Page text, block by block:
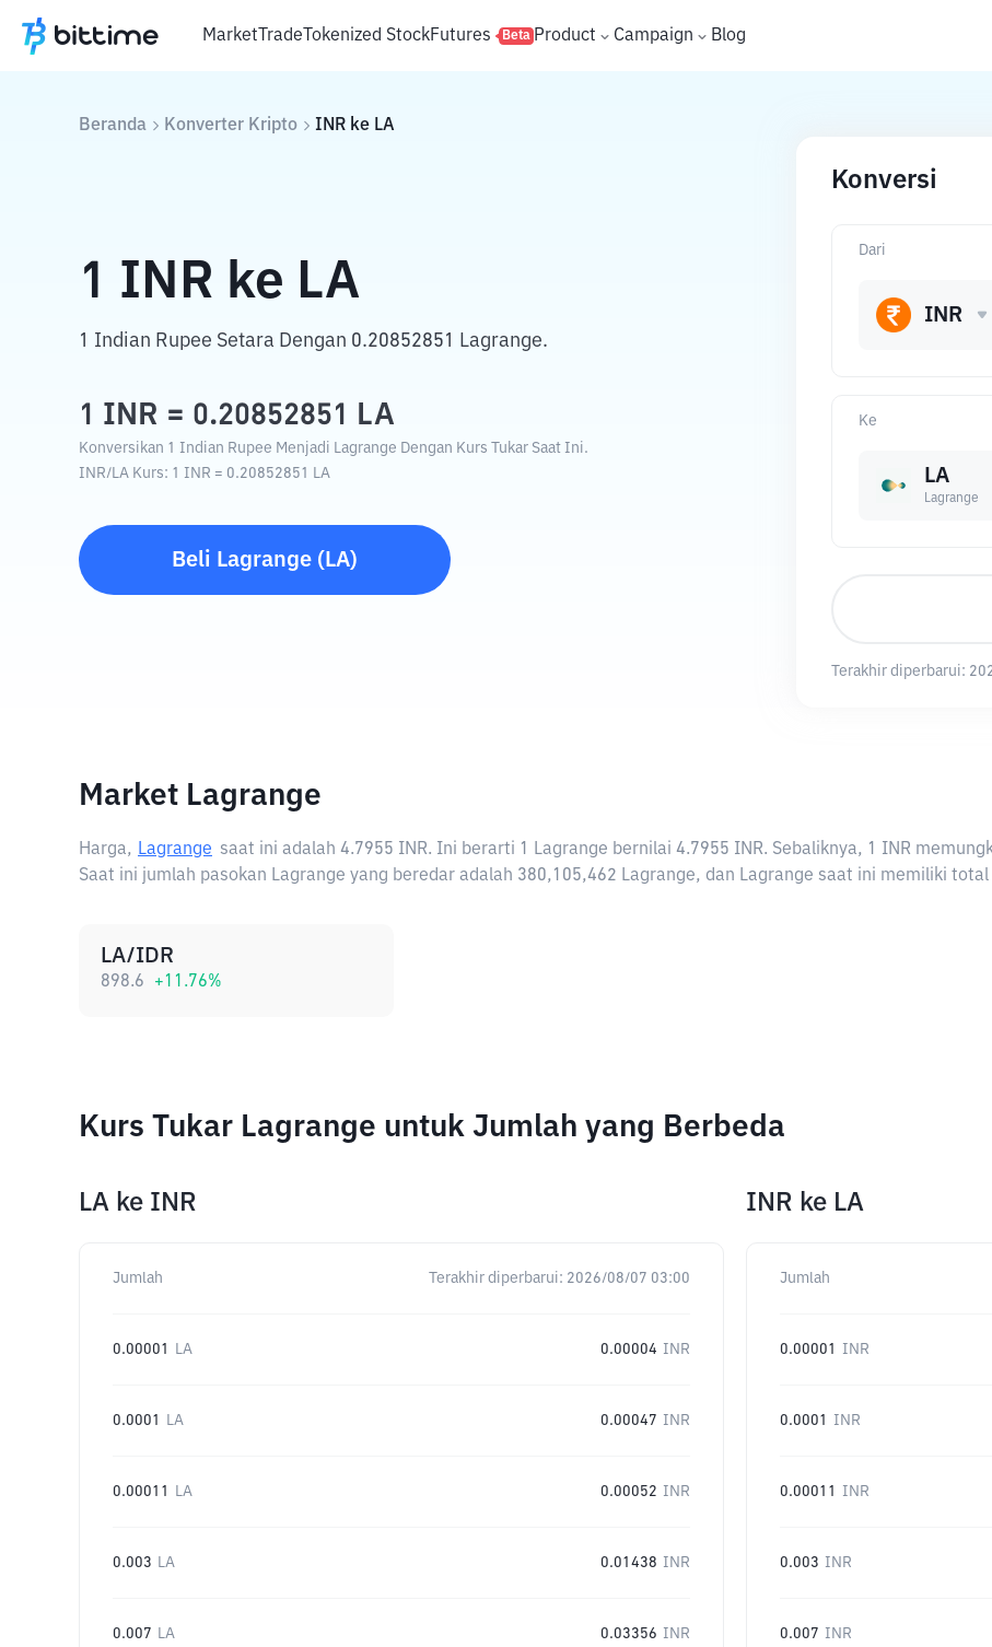
MarketTradeTokenized StockFutures Beta Product Campaign Blog
Beranda Konverter Kripto INR ke LA
1 INR ke LA
1 Indian Rupee Setara Dengan 0.20852851 Lagrange.
1 INR = 0.20852851 LA
Konversikan 1 Indian Rupee Menjadi Lagrange Dengan Kurs Tukar Saat Ini.
INR/LA Kurs: 1 INR = 0.20852851 LA
Beli Lagrange ( LA)
Konversi
Ke
LA
Lagrange
Dari
INR
Terakhir diperbarui:
Market Lagrange
Harga, Lagrange saat ini adalah 4.7955 INR. Ini berarti 1 Lagrange bernilai 4.7955 INR. Sebaliknya, 1 INR
Saat ini jumlah pasokan Lagrange yang beredar adalah 380,105,462 Lagrange, dan Lagrange saat ini memiliki
LA/IDR
898.6 +11.76%
Kurs Tukar Lagrange untuk Jumlah yang Berbeda
LA ke INR
Jumlah Terakhir diperbarui: 2026/08/07 03:00
0.00001 LA 0.00004 INR
0.0001 LA 0.00047 INR
0.00011 LA 0.00052 INR
0.003 LA 0.01438 INR
0.007 LA 0.03356 INR
INR ke LA
Jumlah
0.00001 INR
0.0001 INR
0.00011 INR
0.003 INR
0.007 INR